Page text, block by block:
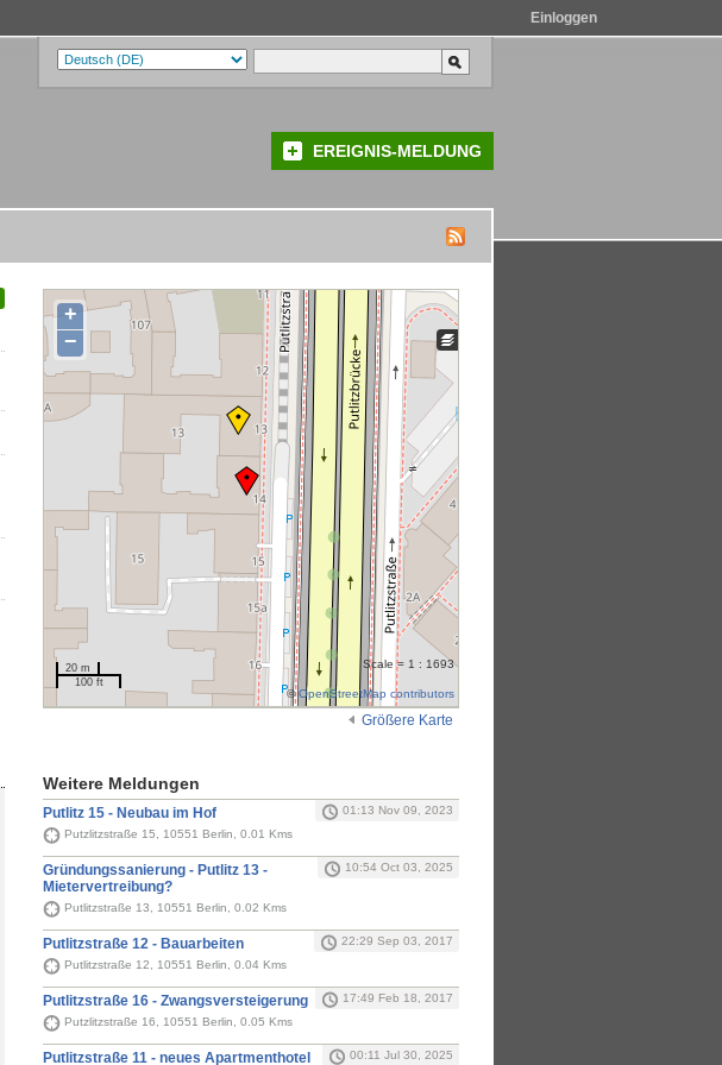
Einloggen
EREIGNIS-MELDUNG
+
−
20 m
100 ft
Scale = 1 : 1693
©OpenStreetMap contributors
Größere Karte
Weitere Meldungen
Putlitz 15 - Neubau im Hof
01:13 Nov 09, 2023
Putzlitzstraße 15, 10551 Berlin, 0.01 Kms
Gründungssanierung - Putlitz 13 -
Mietervertreibung?
10:54 Oct 03, 2025
Putlitzstraße 13, 10551 Berlin, 0.02 Kms
Putlitzstraße 12 - Bauarbeiten
22:29 Sep 03, 2017
Putlitzstraße 12, 10551 Berlin, 0.04 Kms
Putlitzstraße 16 - Zwangsversteigerung
17:49 Feb 18, 2017
Putzlitzstraße 16, 10551 Berlin, 0.05 Kms
Putlitzstraße 11 - neues Apartmenthotel 00:11 Jul 30, 2025